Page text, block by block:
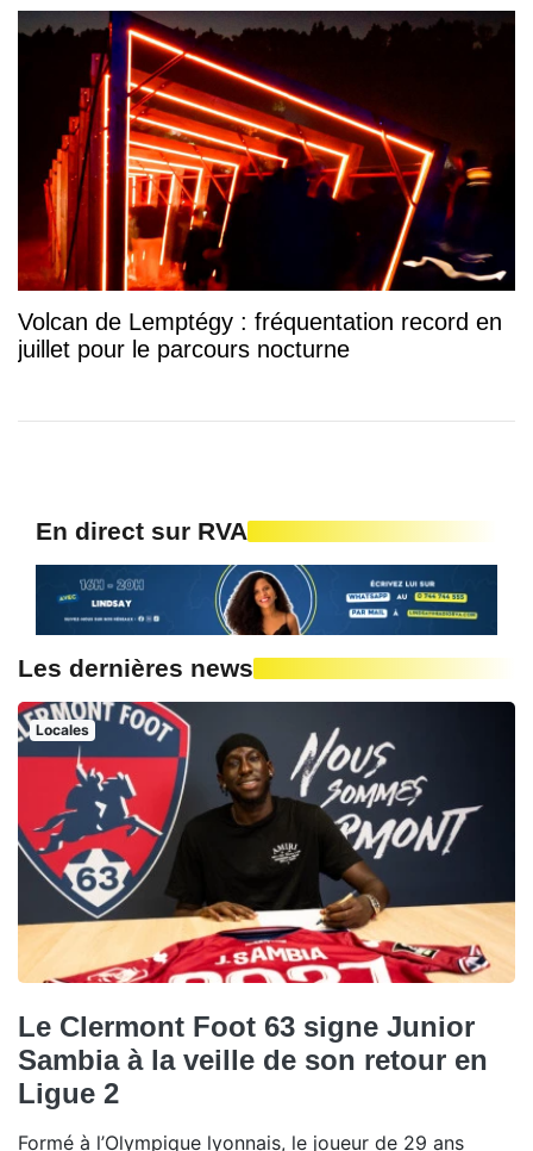
Volcan de Lemptégy : fréquentation record en
juillet pour le parcours nocturne
En direct sur RVA
Les dernières news
Locales
Le Clermont Foot 63 signe Junior
Sambia à la veille de son retour en
Ligue 2
Formé à l’Olympique lyonnais, le joueur de 29 ans